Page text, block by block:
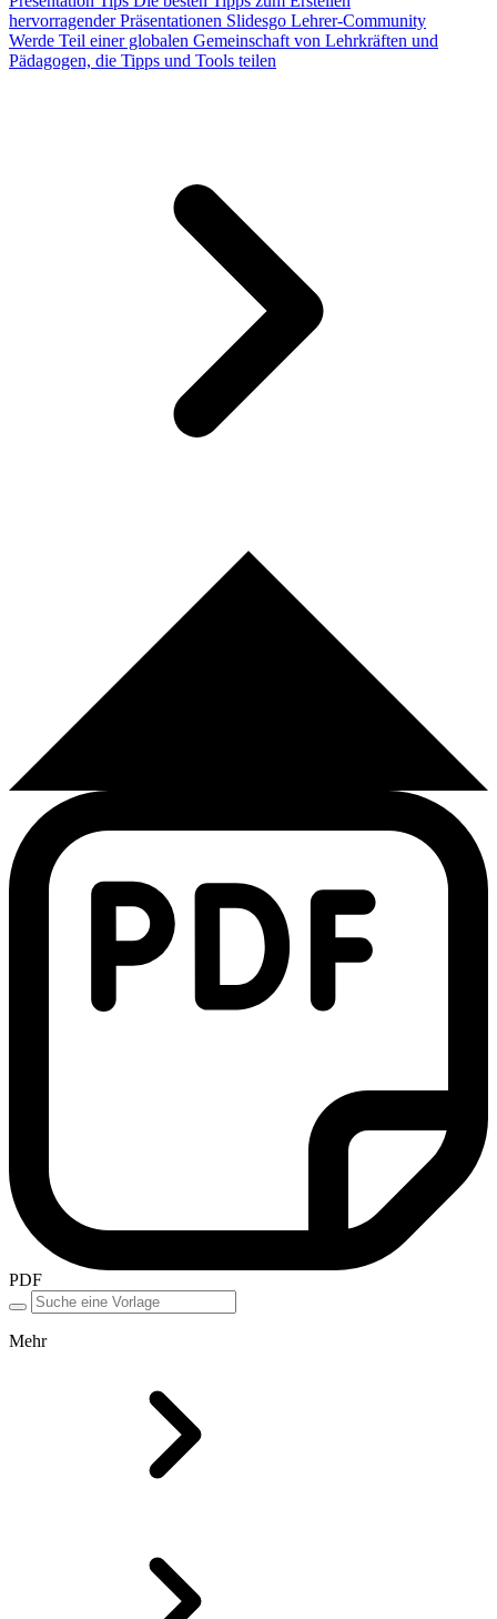
hervorragender Präsentationen Slidesgo Lehrer-Community
Werde Teil einer globalen Gemeinschaft von Lehrkräften und
Pädagogen, die Tipps und Tools teilen
PDF
Mehr